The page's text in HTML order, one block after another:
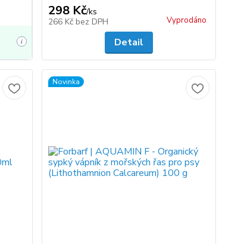
i
298 Kč/ks
266 Kč bez DPH Vyprodáno
Detail
Novinka